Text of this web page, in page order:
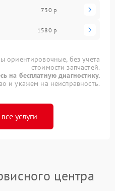
730 р
1580 р
ориентировочные, без учета
стоимости запчастей.
на бесплатную диагностику.
и укажем на неисправность.
услуги
центра